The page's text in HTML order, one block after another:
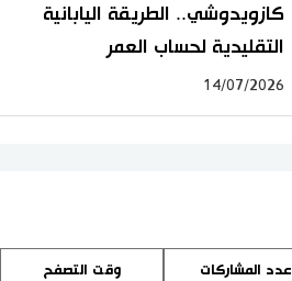
كازويدوشي.. الطريقة اليابانية
التقليدية لحساب العمر
14/07/2026
عدد المشاركات وقت التصفح